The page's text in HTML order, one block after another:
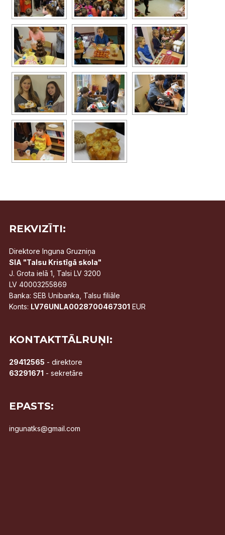
REKVIZĪTI:
Direktore Inguna Gruzniņa
SIA "Talsu Kristīgā skola"
J. Grota ielā 1, Talsi LV 3200
LV 40003255869
Banka: SEB Unibanka, Talsu filiāle
Konts: LV76UNLA0028700467301 EUR
KONTAKTTĀLRUŅI:
29412565 - direktore
63291671 - sekretāre
EPASTS:
ingunatks@gmail.com